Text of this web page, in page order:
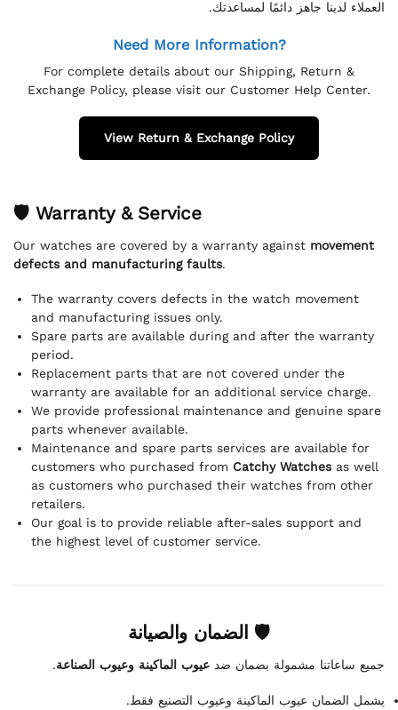
العملاء لدينا جاهز دائمًا لمساعدتك.
Need More Information?
For complete details about our Shipping, Return &
Exchange Policy, please visit our Customer Help Center.
View Return & Exchange Policy
🛡 Warranty & Service
Our watches are covered by a warranty against movement
defects and manufacturing faults.
The warranty covers defects in the watch movement
and manufacturing issues only.
Spare parts are available during and after the warranty
period.
Replacement parts that are not covered under the
warranty are available for an additional service charge.
We provide professional maintenance and genuine spare
parts whenever available.
Maintenance and spare parts services are available for
customers who purchased from Catchy Watchesas well
as customers who purchased their watches from other
retailers.
Our goal is to provide reliable after-sales support and
the highest level of customer service.
🛡 الضمان والصيانة
جميع ساعاتنا مشمولة بضمان ضد عيوب الماكينة وعيوب الصناعة.
يشمل الضمان عيوب الماكينة وعيوب التصنيع فقط.